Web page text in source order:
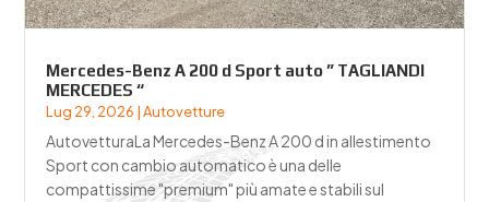
Mercedes-Benz A 200 d Sport auto ” TAGLIANDI
MERCEDES “
Lug 29, 2026 |Autovetture
AutovetturaLa Mercedes-Benz A 200 d in allestimento
Sport con cambio automatico è una delle
compattissime "premium" più amate e stabili sul